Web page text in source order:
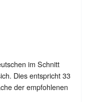
im Schnitt
Dies entspricht 33
der empfohlenen